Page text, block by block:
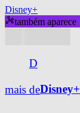
Disney+
também aparece
D
mais deDisney+